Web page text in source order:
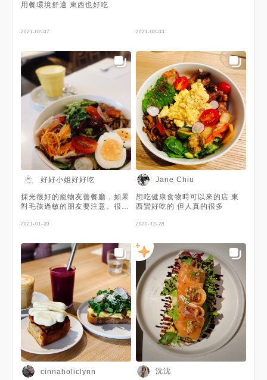
用餐環境舒適 東西也好吃
2021-02-07 2021-02-03
好好小姐好好吃
採光很好的寵物友善餐廳，如果
對毛孩過敏的朋友要注意。很多
算是健康路線，份量都滿精緻，
時候會弄，所以特別點來試試，
就大概薑黃牛奶的感覺，沒有特
別加其他香料，還不錯，但應該
喝不習慣的人會覺得奇怪，個人
是蠻愛的。 雞肉派沒有派皮，
不太懂，全麥比司吉蠻好吃。比
較喜歡叉燒碗，附的糙米跟沙拉
可以各半，適合選擇困難的朋
友。 #商圈召集令 #信義商圈
2021-01-20
Jane Chiu
想吃健康食物時可以來的店 東
西蠻好吃的 但人真的很多
2020-12-28
cinnaholiclynn 沈沈